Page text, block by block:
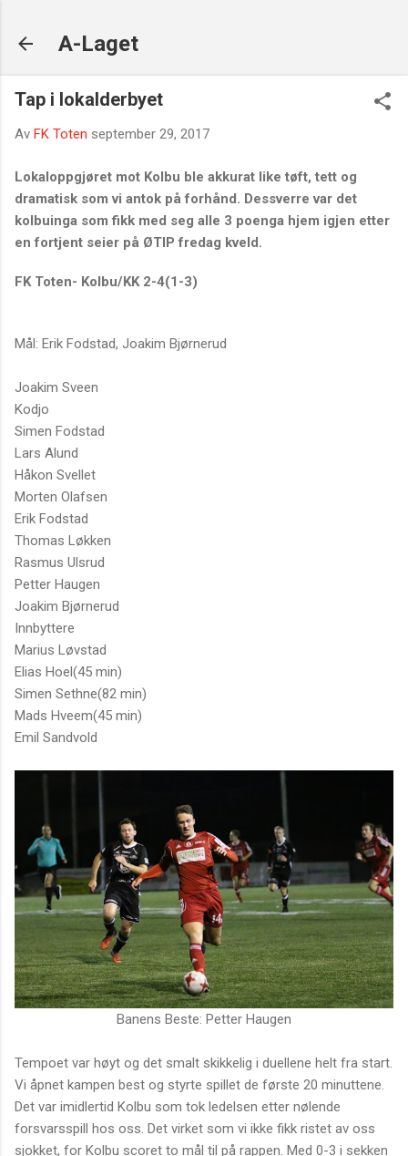
A-Laget
Tap i lokalderbyet
Av FK Toten september 29, 2017
Lokaloppgjøret mot Kolbu ble akkurat like tøft, tett og
dramatisk som vi antok på forhånd. Dessverre var det
kolbuinga som fikk med seg alle 3 poenga hjem igjen etter
en fortjent seier på ØTIP fredag kveld.
FK Toten- Kolbu/KK 2-4(1-3)
Mål: Erik Fodstad, Joakim Bjørnerud
Joakim Sveen
Kodjo
Simen Fodstad
Lars Alund
Håkon Svellet
Morten Olafsen
Erik Fodstad
Thomas Løkken
Rasmus Ulsrud
Petter Haugen
Joakim Bjørnerud
Innbyttere
Marius Løvstad
Elias Hoel(45 min)
Simen Sethne(82 min)
Mads Hveem(45 min)
Emil Sandvold
Banens Beste: Petter Haugen
Tempoet var høyt og det smalt skikkelig i duellene helt fra start.
Vi åpnet kampen best og styrte spillet de første 20 minuttene.
Det var imidlertid Kolbu som tok ledelsen etter nølende
forsvarsspill hos oss. Det virket som vi ikke fikk ristet av oss
sjokket, for Kolbu scoret to mål til på rappen. Med 0-3 i sekken